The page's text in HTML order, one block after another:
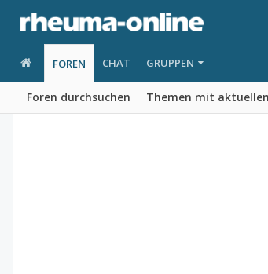
FOREN
Foren durchsuchen Themen mit
CHAT GRUPPEN